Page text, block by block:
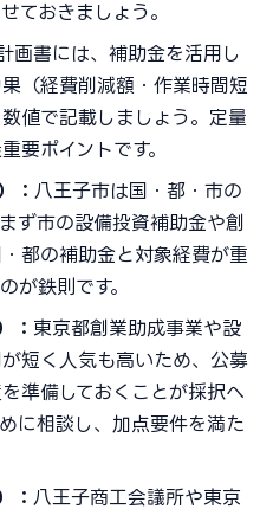
ておきましょう。
画書には、補助金を活用し
（経費削減額・作業時間短
値で記載しましょう。定量
要ポイントです。
： 八王子市は国・都・市の
ず市の設備投資補助金や創
都の補助金と対象経費が重
が鉄則です。
： 東京都創業助成事業や設
短く人気も高いため、公募
準備しておくことが採択へ
に相談し、加点要件を満た
： 八王子商工会議所や東京